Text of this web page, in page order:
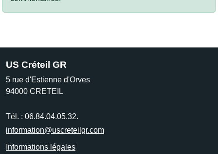
US Créteil GR
5 rue d'Estienne d'Orves
94000 CRETEIL
Tél. : 06.84.04.05.32.
information@uscreteilgr.com
Informations légales